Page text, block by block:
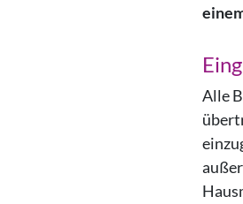
Alle